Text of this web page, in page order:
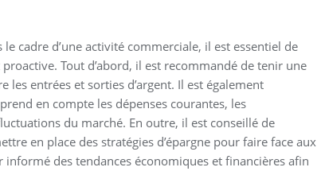
cadre d’une activité commerciale, il est essentiel de
Tout d’abord, il est recommandé de tenir une
entrées et sorties d’argent. Il est également
en compte les dépenses courantes, les
du marché. En outre, il est conseillé de
en place des stratégies d’épargne pour faire face aux
des tendances économiques et financières afin